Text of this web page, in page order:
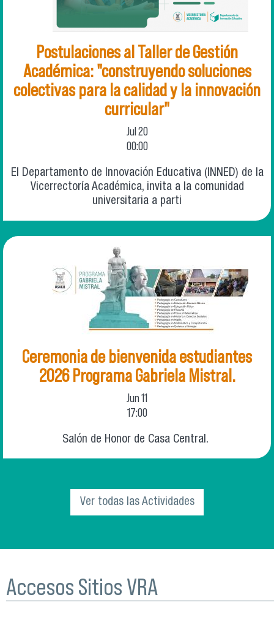
Postulaciones al Taller de Gestión
Académica: "construyendo soluciones
colectivas para la calidad y la innovación
curricular"
Jul 20
00:00
El Departamento de Innovación Educativa (INNED) de la
Vicerrectoría Académica, invita a la comunidad
universitaria a parti
Ceremonia de bienvenida estudiantes
2026 Programa Gabriela Mistral.
Jun11
17:00
Salón de Honor de Casa Central.
Ver todas las Actividades
Accesos Sitios VRA